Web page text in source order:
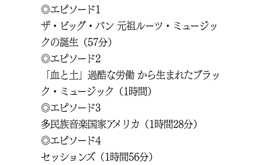
◎エピソード1
ザ・ビッグ・バン 元祖ルーツ・ミュージッ
クの誕生（57分）
◎エピソード2
「血と土」過酷な労働 から生まれたブラッ
ク・ミュージック（1時間）
◎エピソード3
多民族音楽国家アメリカ（1時間28分）
◎エピソード4
セッションズ（1時間56分）